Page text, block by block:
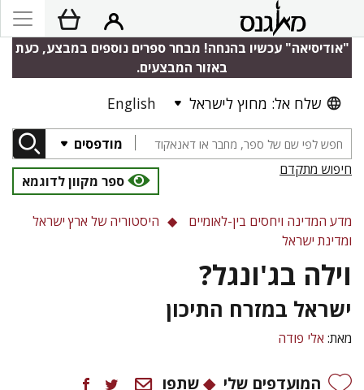
"אודיסיאה" עכשיו בהנחה! מבחר ספרים נוספים במבצע, כעת
באזור המבצעים.
שלח אל: מחוץ לישראל English
מודפסים
חיפוש מתקדם
ספר מקוון לדוגמא
מדע המדינה ויחסים בין-לאומיים
היסטוריה של ארץ ישראל
ומדינת ישראל
וילה בג'ונגל?
ישראל במזרח התיכון
מאת: אלי פודה
המועדפים שלי שתפו